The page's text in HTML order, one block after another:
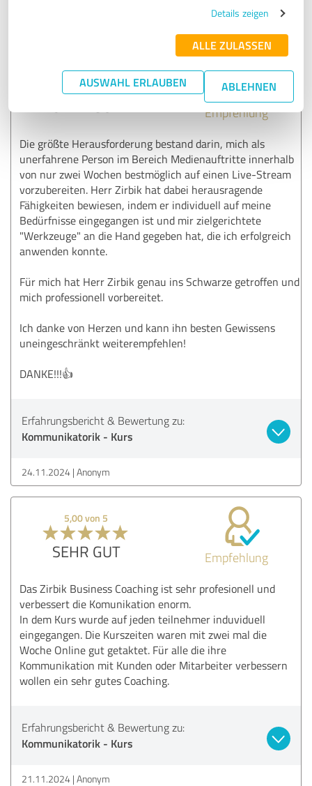
Details zeigen
ALLE ZULASSEN
AUSWAHL ERLAUBEN ABLEHNEN
5,00 von 5
Empfehlung
Die größte Herausforderung bestand darin, mich als
unerfahrene Person im Bereich Medienauftritte innerhalb
von nur zwei Wochen bestmöglich auf einen Live-Stream
vorzubereiten. Herr Zirbik hat dabei herausragende
Fähigkeiten bewiesen, indem er individuell auf meine
Bedürfnisse eingegangen ist und mir zielgerichtete
"Werkzeuge" an die Hand gegeben hat, die ich erfolgreich
anwenden konnte.
Für mich hat Herr Zirbik genau ins Schwarze getroffen und
mich professionell vorbereitet.
Ich danke von Herzen und kann ihn besten Gewissens
uneingeschränkt weiterempfehlen!
DANKE!!!👍
Erfahrungsbericht & Bewertung zu:
Kommunikatorik - Kurs
24.11.2024 Anonym
5,00 von 5
SEHR GUT Empfehlung
Das Zirbik Business Coaching ist sehr profesionell und
verbessert die Komunikation enorm.
In dem Kurs wurde auf jeden teilnehmer induviduell
eingegangen. Die Kurszeiten waren mit zwei mal die
Woche Online gut getaktet. Für alle die ihre
Kommunikation mit Kunden oder Mitarbeiter verbessern
wollen ein sehr gutes Coaching.
Erfahrungsbericht & Bewertung zu:
Kommunikatorik - Kurs
21.11.2024 Anonym